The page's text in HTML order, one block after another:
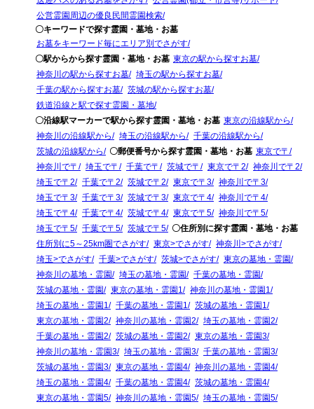
公営霊園周辺の優良民間霊園検索
〇キーワードで探す霊園・墓地・お墓
お墓をキーワード毎にエリア別でさがす
〇駅からから探す霊園・墓地・お墓 東京の駅から探すお墓
神奈川の駅から探すお墓
埼玉の駅から探すお墓
千葉の駅から探すお墓
茨城の駅から探すお墓
鉄道沿線と駅で探す霊園・墓地
〇沿線駅マーカーで駅から探す霊園・墓地・お墓 東京の沿線駅から
神奈川の沿線駅から
埼玉の沿線駅から
千葉の沿線駅から
茨城の沿線駅から
〇郵便番号から探す霊園・墓地・お墓 東京で〒
神奈川で〒
埼玉で〒 千葉で〒 茨城で〒 東京で〒2
神奈川で〒2
埼玉で〒2
千葉で〒2 茨城で〒2 東京で〒3
神奈川で〒3
埼玉で〒3
千葉で〒3 茨城で〒3 東京で〒4
神奈川で〒4
埼玉で〒4
千葉で〒4 茨城で〒4 東京で〒5
神奈川で〒5
埼玉で〒5
千葉で〒5 茨城で〒5
〇住所別に探す霊園・墓地・お墓
住所別に5～25km圏でさがす
東京>でさがす
神奈川>でさがす
埼玉>でさがす
千葉>でさがす 茨城>でさがす
東京の墓地・霊園
神奈川の墓地・霊園
埼玉の墓地・霊園
千葉の墓地・霊園
茨城の墓地・霊園
東京の墓地・霊園1
神奈川の墓地・霊園1
埼玉の墓地・霊園1
千葉の墓地・霊園1
茨城の墓地・霊園1
東京の墓地・霊園2
神奈川の墓地・霊園2
埼玉の墓地・霊園2
千葉の墓地・霊園2
茨城の墓地・霊園2
東京の墓地・霊園3
神奈川の墓地・霊園3
埼玉の墓地・霊園3
千葉の墓地・霊園3
茨城の墓地・霊園3
東京の墓地・霊園4
神奈川の墓地・霊園4
埼玉の墓地・霊園4
千葉の墓地・霊園4
茨城の墓地・霊園4
東京の墓地・霊園5
神奈川の墓地・霊園5
埼玉の墓地・霊園5